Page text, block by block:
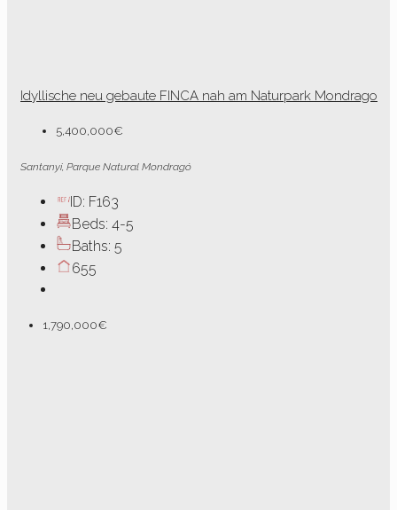
Idyllische neu gebaute FINCA nah am Naturpark Mondrago
5,400,000€
Santanyi, Parque Natural Mondragó
ID: F163
Beds: 4-5
Baths: 5
655
1,790,000€